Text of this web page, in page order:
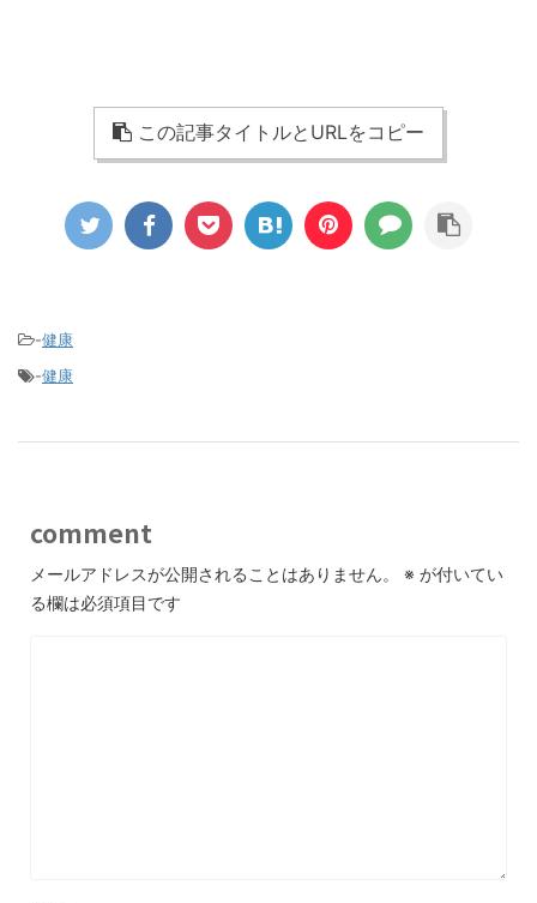
この記事タイトルとURLをコピー
-健康
-健康
comment
メールアドレスが公開されることはありません。 ※ が付いてい
る欄は必須項目です